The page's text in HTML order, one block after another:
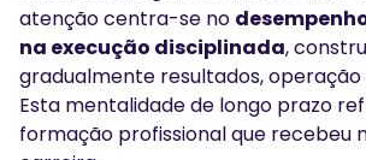
atenção centra-se no
na execução disciplinada,
gradualmente resultados, operação
Esta mentalidade de longo prazo
formação profissional que recebeu